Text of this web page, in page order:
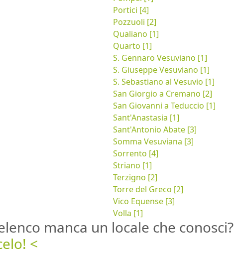
Portici [4]
Pozzuoli [2]
Qualiano [1]
Quarto [1]
S. Gennaro Vesuviano [1]
S. Giuseppe Vesuviano [1]
S. Sebastiano al Vesuvio [1]
San Giorgio a Cremano [2]
San Giovanni a Teduccio [1]
Sant'Anastasia [1]
Sant'Antonio Abate [3]
Somma Vesuviana [3]
Sorrento [4]
Striano [1]
Terzigno [2]
Torre del Greco [2]
Vico Equense [3]
Volla [1]
manca un locale che conosci?
<